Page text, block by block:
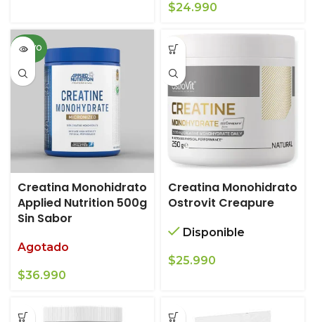
$24.990
NUEVO
Creatina Monohidrato
Applied Nutrition 500g
Sin Sabor
Agotado
$36.990
Creatina Monohidrato
Ostrovit Creapure
Disponible
$25.990